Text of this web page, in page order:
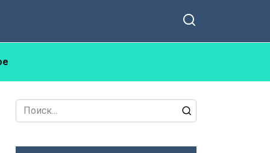
Search
for: